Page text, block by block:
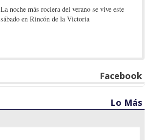
La noche más rociera del verano se vive este
sábado en Rincón de la Victoria
Facebook
Lo Más